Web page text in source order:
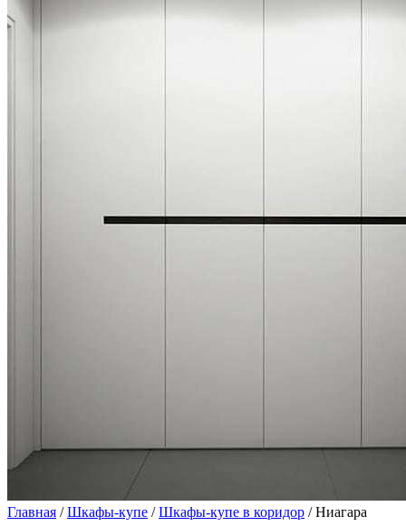
Главная /Шкафы-купе /Шкафы-купе в коридор / Ниагара